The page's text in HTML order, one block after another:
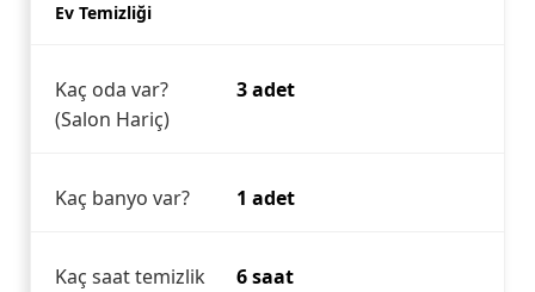
Ev Temizliği
Kaç oda var?
(Salon Hariç)
3 adet
Kaç banyo var? 1 adet
Kaç saat temizlik
6 saat